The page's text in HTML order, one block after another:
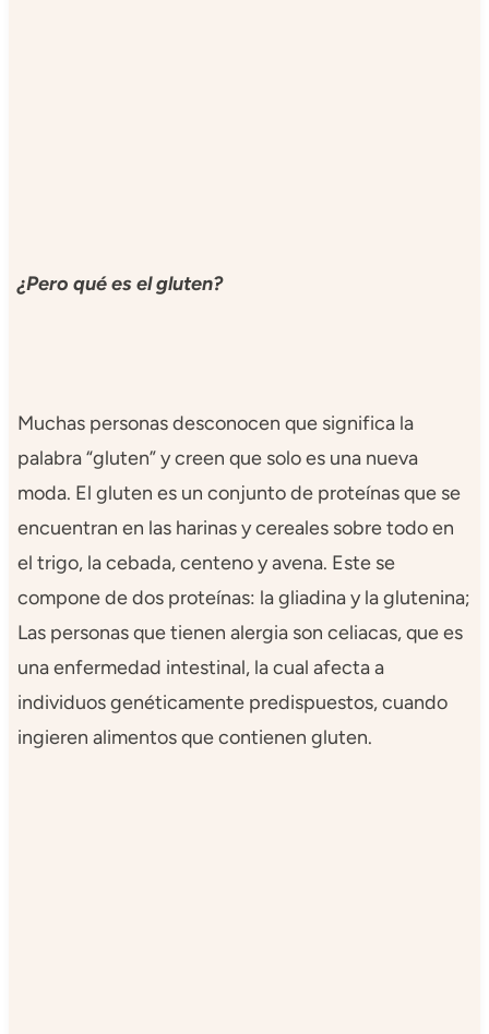
¿Pero qué es el gluten?
Muchas personas desconocen que significa la
palabra “gluten” y creen que solo es una nueva
moda. El gluten es un conjunto de proteínas que se
encuentran en las harinas y cereales sobre todo en
el trigo, la cebada, centeno y avena. Este se
compone de dos proteínas: la gliadina y la glutenina;
Las personas que tienen alergia son celiacas, que es
una enfermedad intestinal, la cual afecta a
individuos genéticamente predispuestos, cuando
ingieren alimentos que contienen gluten.